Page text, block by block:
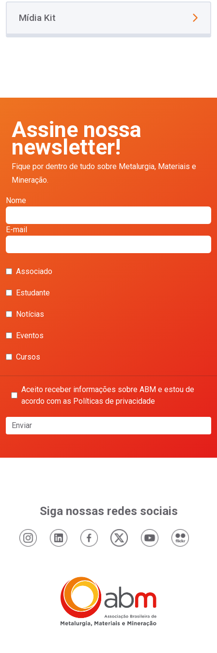
Mídia Kit
Assine nossa
newsletter!
Fique por dentro de tudo sobre Metalurgia, Materiais e
Mineração.
Nome
E-mail
Associado
Estudante
Notícias
Eventos
Cursos
Aceito receber informações sobre ABM e estou de
acordo com as Políticas de privacidade
Enviar
Siga nossas redes sociais